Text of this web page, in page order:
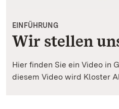
Wir stellen
EINFÜHRUNG
Hier finden Sie ein Video in
diesem Video wird Kloster